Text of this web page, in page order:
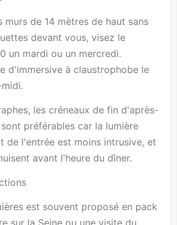
murs de 14 mètres de haut sans
devant vous, visez le
un mardi ou un mercredi.
d'immersive à claustrophobe le
les créneaux de fin d'après-
préférables car la lumière
de l'entrée est moins intrusive, et
avant l'heure du dîner.
est souvent proposé en pack
sur la Seine ou une visite du